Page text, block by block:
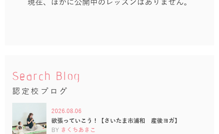
Search Blog
認定校ブログ
2026.08.06
欲張っていこう！【さいたま市浦和 産後ヨガ】
BY きくちあきこ